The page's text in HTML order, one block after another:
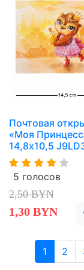
Почтовая
«Моя
14,8х10,5
5 голосов
2,50 BYN
1,30 BYN
1 2